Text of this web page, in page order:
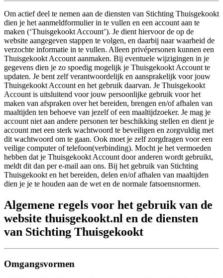
Om actief deel te nemen aan de diensten van Stichting Thuisgekookt
dien je het aanmeldformulier in te vullen en een account aan te
maken (‘Thuisgekookt Account’). Je dient hiervoor de op de
website aangegeven stappen te volgen, en daarbij naar waarheid de
verzochte informatie in te vullen. Alleen privépersonen kunnen een
Thuisgekookt Account aanmaken. Bij eventuele wijzigingen in je
gegevens dien je zo spoedig mogelijk je Thuisgekookt Account te
updaten. Je bent zelf verantwoordelijk en aansprakelijk voor jouw
Thuisgekookt Account en het gebruik daarvan. Je Thuisgekookt
Account is uitsluitend voor jouw persoonlijke gebruik voor het
maken van afspraken over het bereiden, brengen en/of afhalen van
maaltijden ten behoeve van jezelf of een maaltijdzoeker. Je mag je
account niet aan andere personen ter beschikking stellen en dient je
account met een sterk wachtwoord te beveiligen en zorgvuldig met
dit wachtwoord om te gaan. Ook moet je zelf zorgdragen voor een
veilige computer of telefoon(verbinding). Mocht je het vermoeden
hebben dat je Thuisgekookt Account door anderen wordt gebruikt,
meldt dit dan per e-mail aan ons. Bij het gebruik van Stichting
Thuisgekookt en het bereiden, delen en/of afhalen van maaltijden
dien je je te houden aan de wet en de normale fatsoensnormen.
Algemene regels voor het gebruik van de
website thuisgekookt.nl en de diensten
van Stichting Thuisgekookt
Omgangsvormen